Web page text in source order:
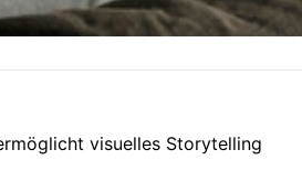
visuelles Storytelling